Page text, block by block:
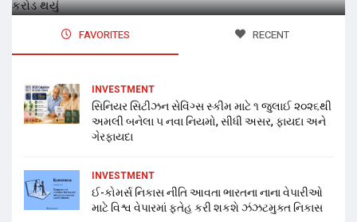
FAVORITES RECENT
INVESTMENT
સિનિયર સિટીઝન સેવિંગ્સ સ્કીમ માટે ૧ જુલાઈ ૨૦૨૬થી
અમલી બનેલા ૫ નવા નિયમો, સીધી અસર, ફાયદા અને
ગેરફાયદા
INVESTMENT
ઈ-કોમર્સ નિકાસ નીતિ આવતા ભારતના નાના વેપારીઓ
માટે વિશ્વ વેપારમાં ફતેહ કરી શકશે ઝંઝટમુક્ત નિકાસ